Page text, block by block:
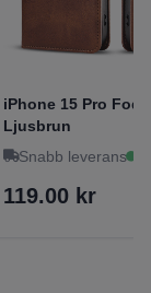
iPhone 15 Pro
Ljusbrun
Snabb leverans
119.00 kr